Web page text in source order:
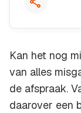
Kan het nog
van alles
de afspraak.
daarover een